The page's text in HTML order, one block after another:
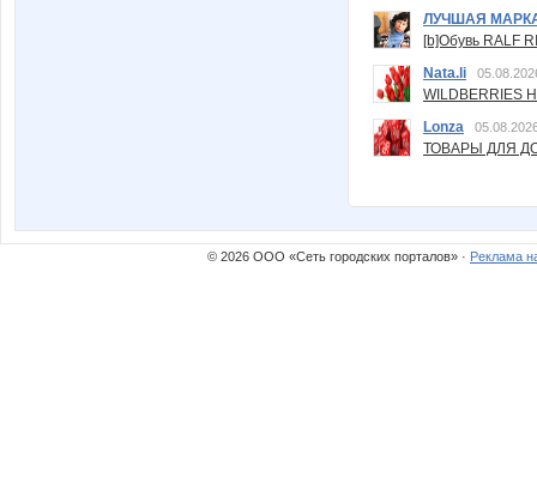
ЛУЧШАЯ
[b]Обувь RALF
Nata.li
Lonza
ТОВАРЫ ДЛЯ
© 2026 ООО «Сеть городских порталов» · Реклама